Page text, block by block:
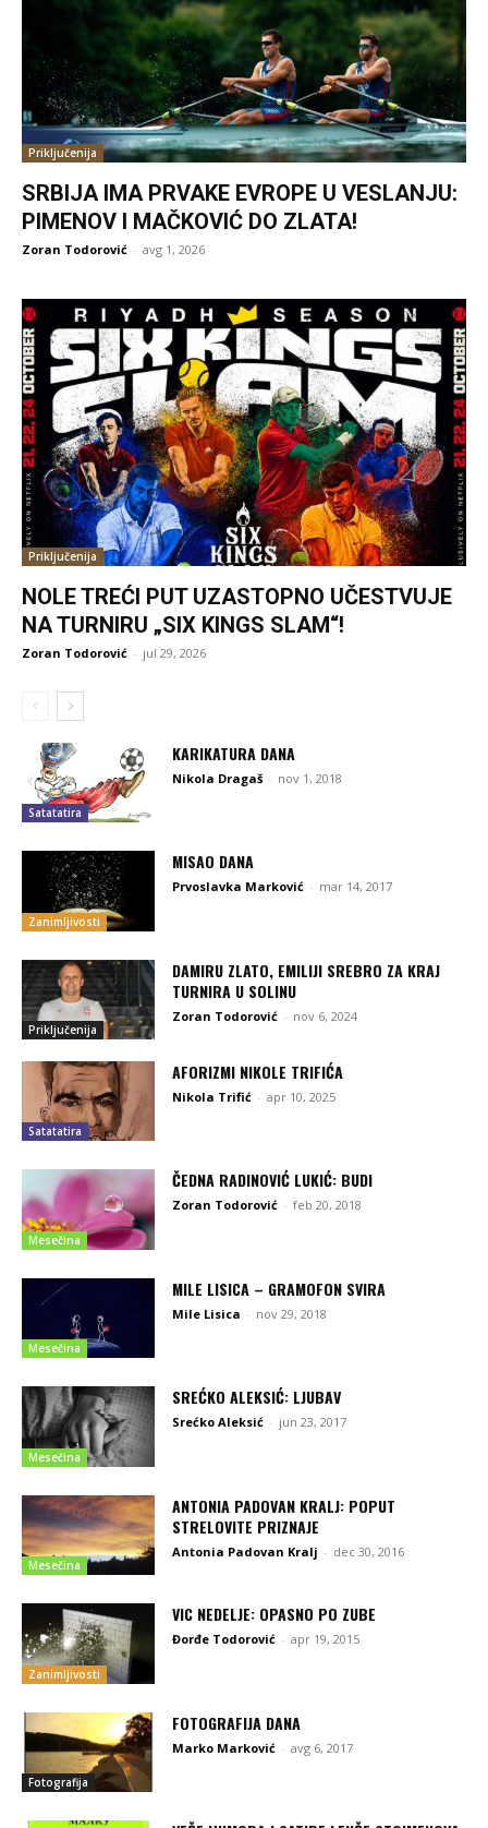
Priključenija
SRBIJA IMA PRVAKE EVROPE U VESLANJU:
PIMENOV I MAČKOVIĆ DO ZLATA!
Zoran Todorović - avg 1, 2026
Priključenija
NOLE TREĆI PUT UZASTOPNO UČESTVUJE
NA TURNIRU „SIX KINGS SLAM“!
Zoran Todorović - jul 29, 2026
Satatatira
KARIKATURA DANA
Nikola Dragaš - nov 1, 2018
Zanimljivosti
MISAO DANA
Prvoslavka Marković - mar 14, 2017
Priključenija
DAMIRU ZLATO, EMILIJI SREBRO ZA KRAJ
TURNIRA U SOLINU
Zoran Todorović - nov 6, 2024
Satatatira
AFORIZMI NIKOLE TRIFIĆA
Nikola Trifić - apr 10, 2025
Mesečina
ČEDNA RADINOVIĆ LUKIĆ: BUDI
Zoran Todorović - feb 20, 2018
Mesečina
MILE LISICA – GRAMOFON SVIRA
Mile Lisica - nov 29, 2018
Mesečina
SREĆKO ALEKSIĆ: LJUBAV
Srećko Aleksić - jun 23, 2017
Mesečina
ANTONIA PADOVAN KRALJ: POPUT
STRELOVITE PRIZNAJE
Antonia Padovan Kralj - dec 30, 2016
Zanimljivosti
VIC NEDELJE: OPASNO PO ZUBE
Đorđe Todorović - apr 19, 2015
Fotografija
FOTOGRAFIJA DANA
Marko Marković - avg 6, 2017